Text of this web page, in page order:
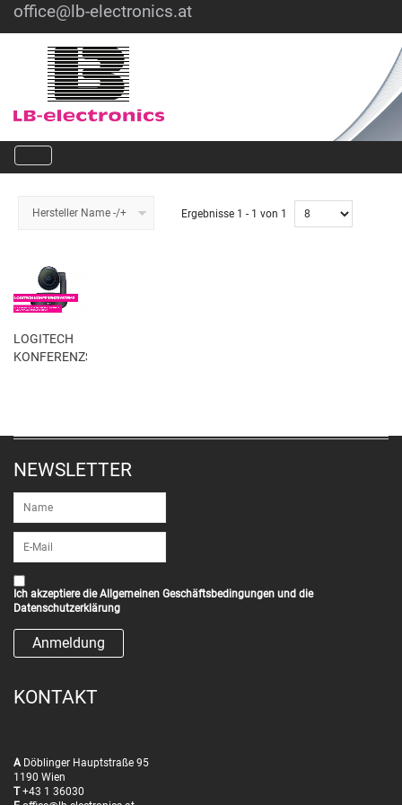
office@lb-electronics.at
Hersteller Name -/+ Ergebnisse 1 - 1 von 1
LOGITECH
KONFERENZSYSTEME
NEWSLETTER
Ich akzeptiere dieAllgemeinen Geschäftsbedingungen und die
Datenschutzerklärung
KONTAKT
A Döblinger Hauptstraße 95
1190 Wien
T+43 1 36030